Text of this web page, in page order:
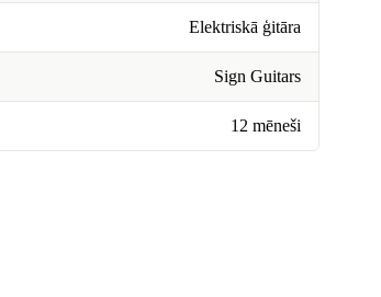
Elektriskā ģitāra
Sign Guitars
12 mēneši